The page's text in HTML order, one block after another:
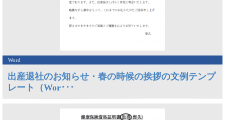
Word
出産退社のお知らせ・春の時候の挨拶の文例テンプ
レート（Wor･･･